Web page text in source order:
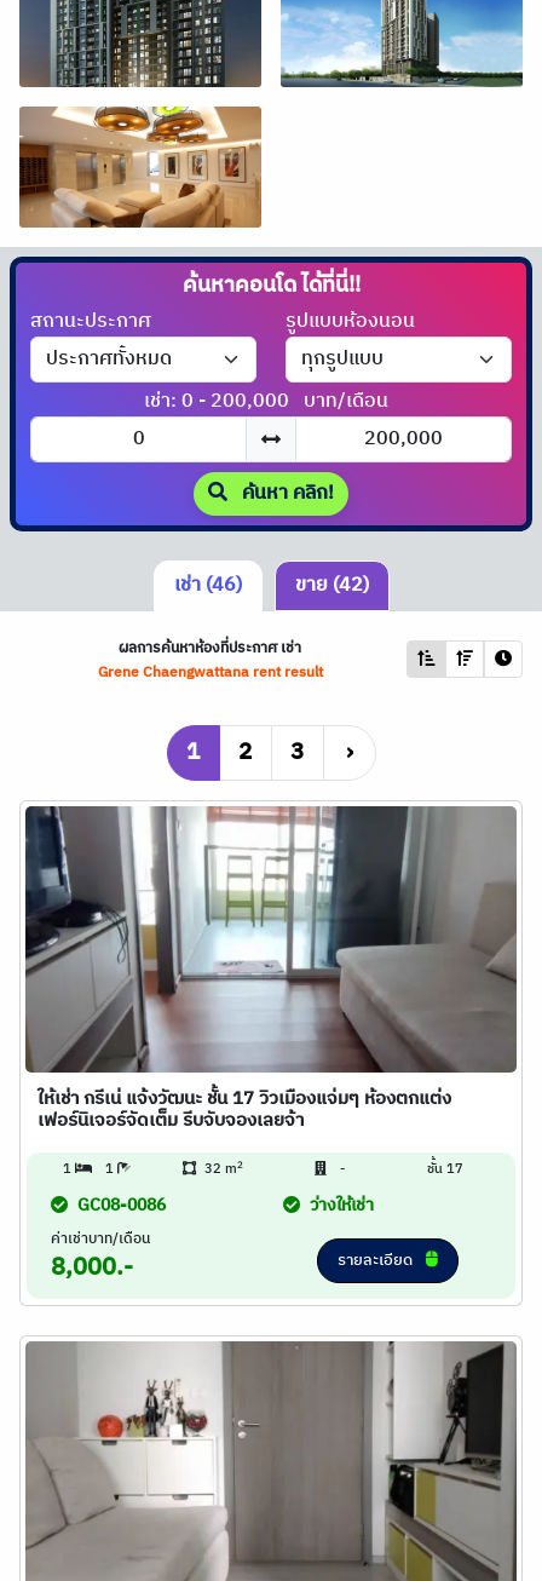
ค้นหาคอนโดได้ที่นี่!!
สถานะประกาศ รูปแบบห้องนอน
เช่า: 0 - 200,000 บาท/เดือน
ค้นหา คลิก!
เช่า (46) ขาย (42)
ผลการค้นหาห้องที่ประกาศ เช่า
Grene Chaengwattana rent result
1 2 3 ›
ให้เช่า กรีเน่ แจ้งวัฒนะ ชั้น 17 วิวเมืองแจ่มๆ ห้องตกแต่ง
เฟอร์นิเจอร์จัดเต็ม รีบจับจองเลยจ้า
1 1 32 m2 - ชั้น 17
GC08-0086 ว่างให้เช่า
ค่าเช่าบาท/เดือน
8,000.- รายละเอียด